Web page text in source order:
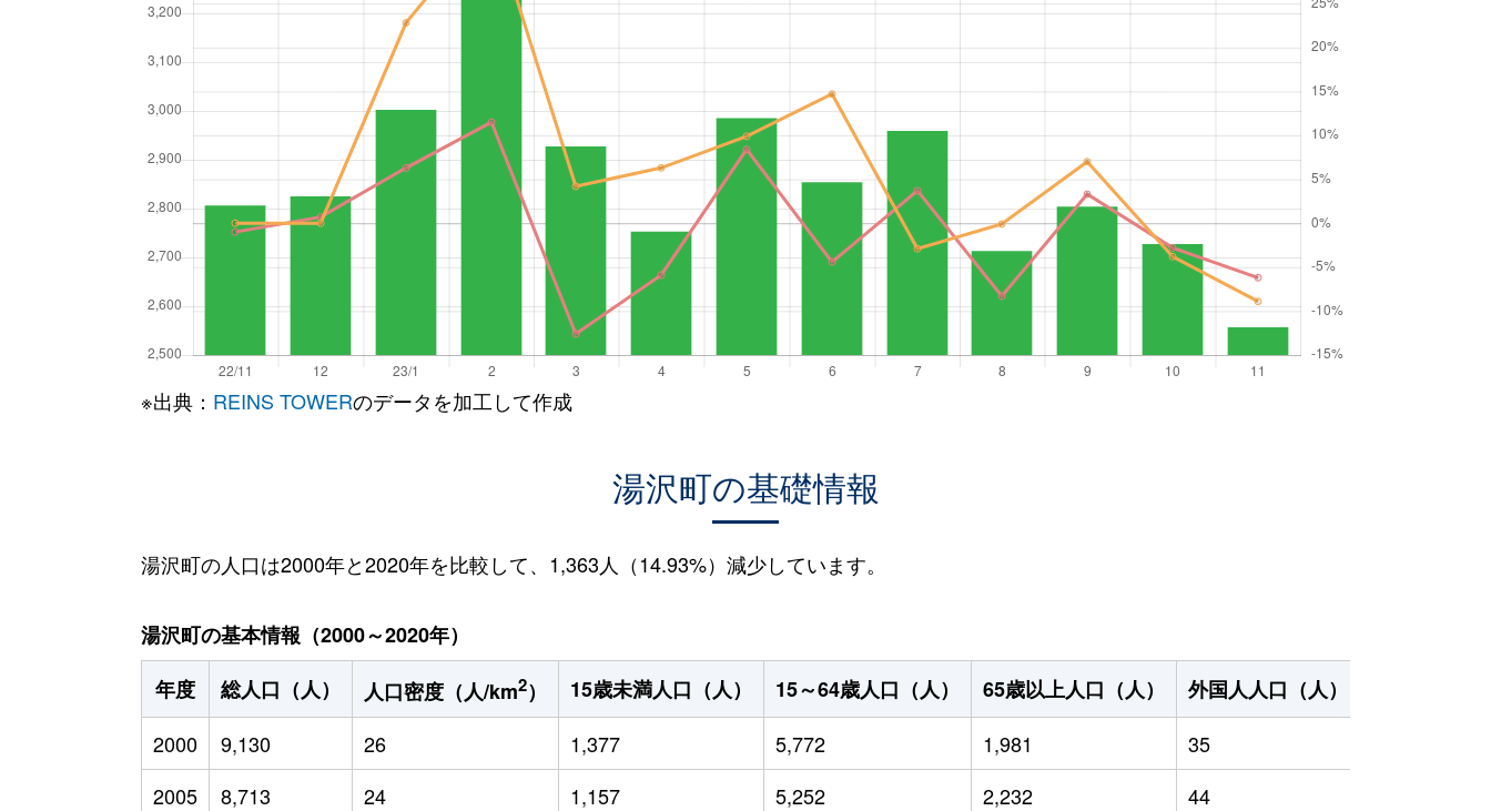
※出典： REINS TOWERのデータを加工して作成
湯沢町の基礎情報
湯沢町の人口は2000年と2020年を比較して、1,363人（14.93%）減少しています。
湯沢町の基本情報（2000～2020年）
年度
総人口（人） 人口密度（人/km2） 15歳未満人口（人） 15～64歳人口（人） 65歳以上人口（人） 外国人人口（人）
2000
9,130 26 1,377 5,772 1,981 35
2005
8,713 24 1,157 5,252 2,232 44